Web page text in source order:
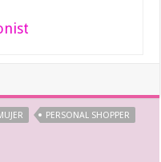
PERSONAL SHOPPER